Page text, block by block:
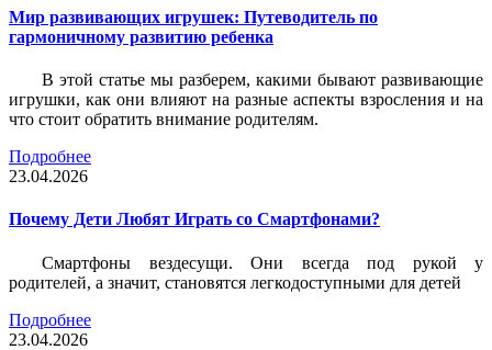
Мир развивающих игрушек: Путеводитель по
гармоничному развитию ребенка
В этой статье мы разберем, какими бывают развивающие
игрушки, как они влияют на разные аспекты взросления и на
что стоит обратить внимание родителям.
Подробнее
23.04.2026
Почему Дети Любят Играть со Смартфонами?
Смартфоны вездесущи. Они всегда под рукой у
родителей, а значит, становятся легкодоступными для детей
Подробнее
23.04.2026